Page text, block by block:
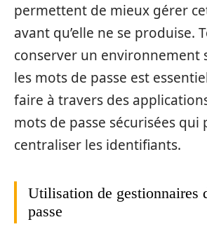
permettent de mieux gérer
avant qu’elle ne se produise.
conserver un environnement
les mots de passe est
faire à travers des
mots de passe sécurisées
centraliser les identifiants.
Utilisation de gestionnaires
passe